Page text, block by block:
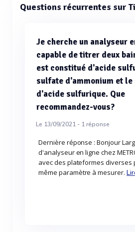
Questions récurrentes sur
Je cherche un analyseur
capable de titrer deux
est constitué d'acide
sulfate d'ammonium et le
d'acide sulfurique. Que
recommandez-vous?
Le 13/09/2021 - 1réponse
Dernière réponse : Bonjour
d'analyseur en ligne chez
avec des plateformes diverses
même paramètre à mesurer.